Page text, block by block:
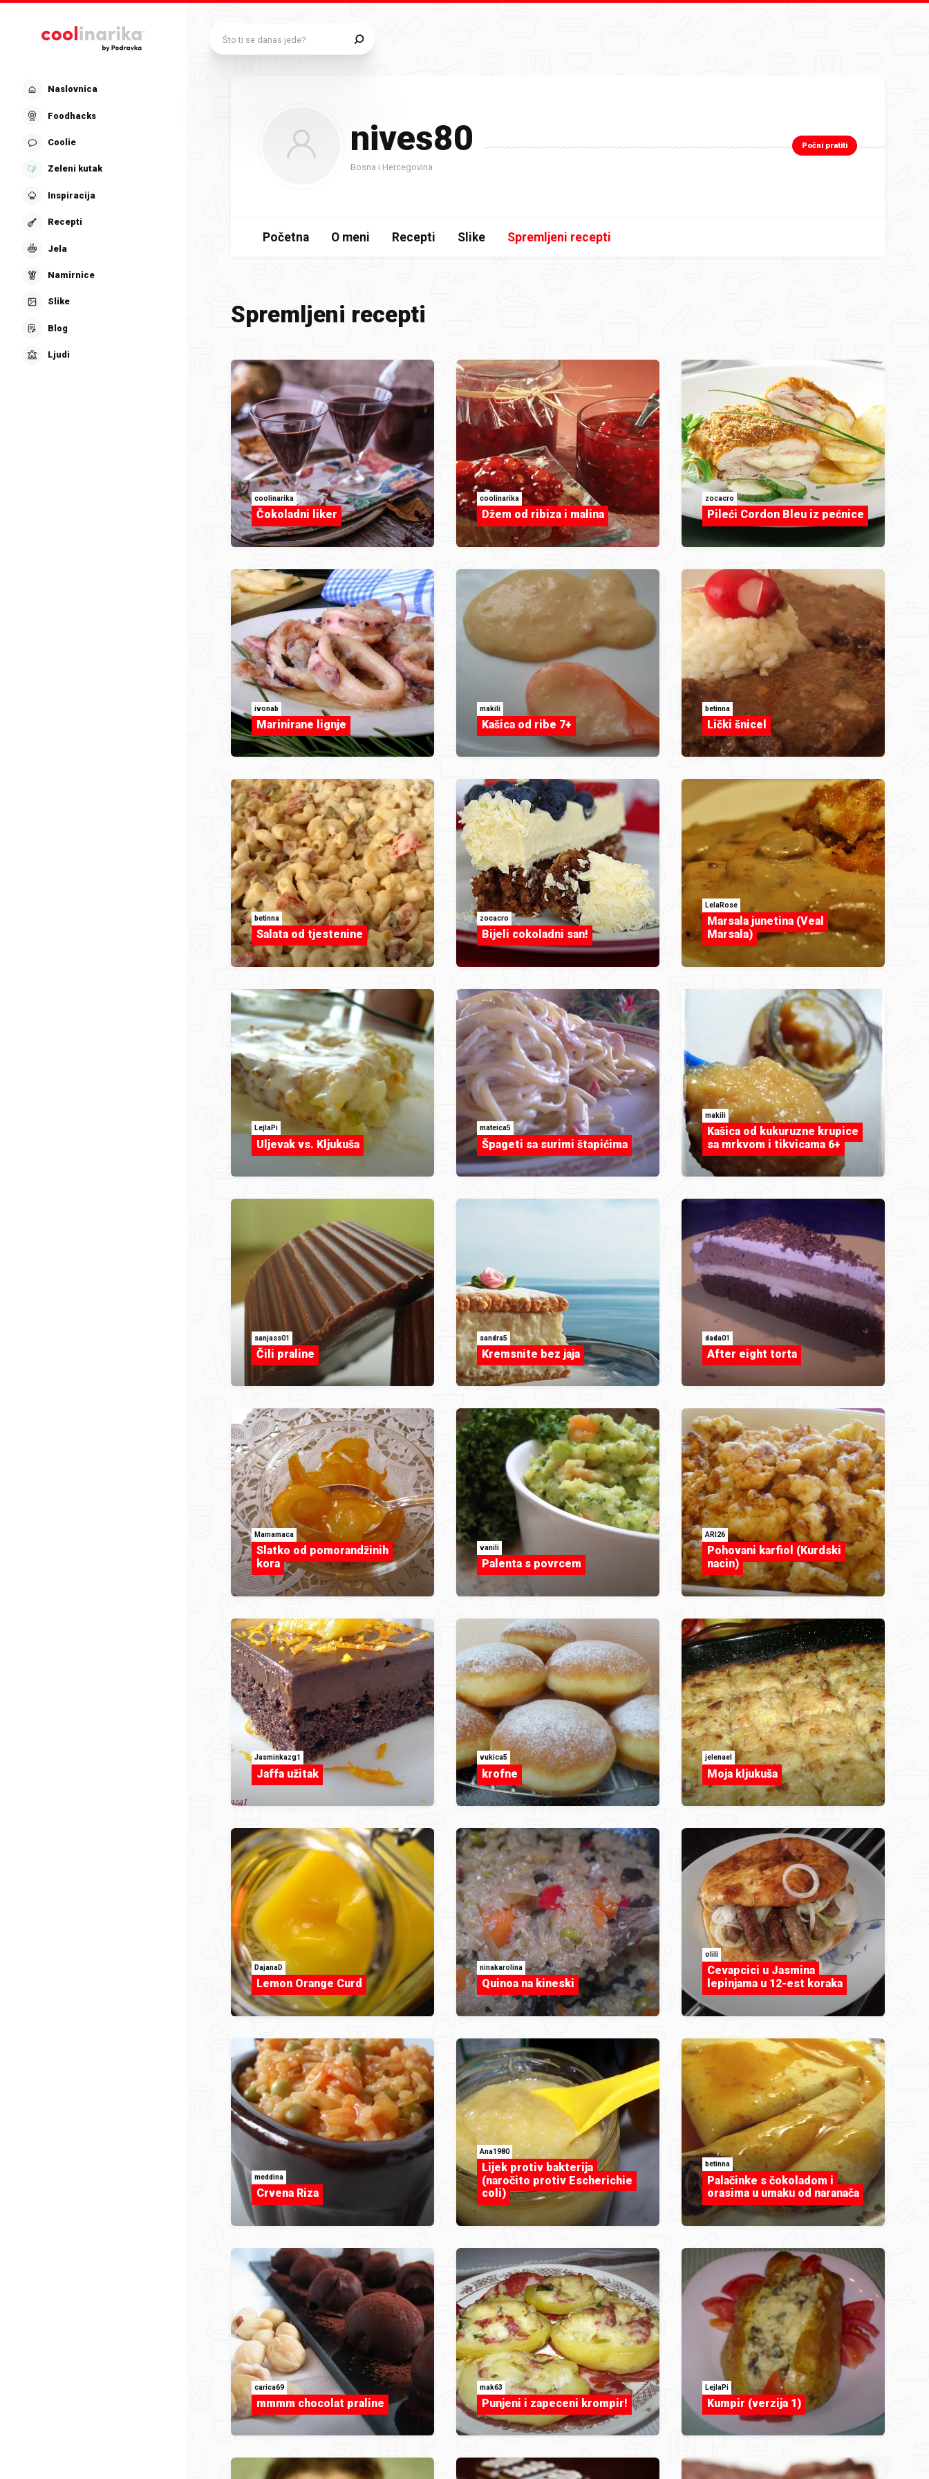
Naslovnica
Foodhacks
Coolie
Zeleni kutak
Inspiracija
Recepti
Jela
Namirnice
Slike
Blog
Ljudi
nives80
Bosna i Hercegovina
Počni pratiti
Početna O meni Recepti Slike Spremljeni recepti
Spremljeni recepti
coolinarika
Čokoladni liker
coolinarika
Džem od ribiza i malina
zocacro
Pileći Cordon Bleu iz pećnice
ivonab
Marinirane lignje
makili
Kašica od ribe 7+
betinna
Lički šnicel
betinna
Salata od tjestenine
zocacro
Bijeli cokoladni san!
LelaRose
Marsala junetina (Veal
Marsala)
LejlaPi
Uljevak vs. Kljukuša
mateica5
Špageti sa surimi štapićima
makili
Kašica od kukuruzne krupice
sa mrkvom i tikvicama 6+
sanjass01
Čili praline
sandra5
Kremsnite bez jaja
dada01
After eight torta
Mamamaca
Slatko od pomorandžinih
kora
vanili
Palenta s povrcem
ARI26
Pohovani karfiol (Kurdski
nacin)
Jasminkazg1
Jaffa užitak
vukica5
krofne
jelenael
Moja kljukuša
DajanaD
Lemon Orange Curd
ninakarolina
Quinoa na kineski
olili
Cevapcici u Jasmina
lepinjama u 12-est koraka
meddina
Crvena Riza
Ana1980
Lijek protiv bakterija
(naročito protiv Escherichie
coli)
betinna
Palačinke s čokoladom i
orasima u umaku od naranača
carica69
mmmm chocolat praline
mak63
Punjeni i zapeceni krompir!
LejlaPi
Kumpir (verzija 1)
Što ti se danas jede?